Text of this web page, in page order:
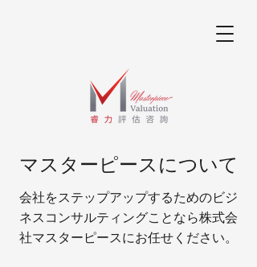
マスターピースについて
会社をステップアップするためのビジ
ネスコンサルティングことなら株式会
社マスターピースにお任せください。